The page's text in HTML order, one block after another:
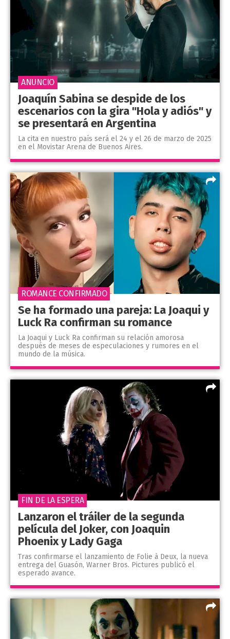
Joaquín Sabina se despide de los
escenarios con la gira "Hola y adiós" y
se presentará en Argentina
La cita en nuestro país será el 24 y el 26 de marzo de 2025
en el Movistar Arena de Buenos Aires.
ANUNCIO
Se ha formado una pareja: La Joaqui y
Luck Ra confirman su romance
La Joaqui y Luck Ra confirman su relación amorosa
después de meses de especulaciones y rumores en el
mundo de la música.
ROMANCE CONFIRMADO
Lanzaron el tráiler de la segunda
película del Joker, con Joaquin
Phoenix y Lady Gaga
Tras confirmarse el lanzamiento de Folie à Deux, la nueva
entrega del Guasón, Warner Bros. Pictures publicó el
esperado avance.
FIN DE LA ESPERA